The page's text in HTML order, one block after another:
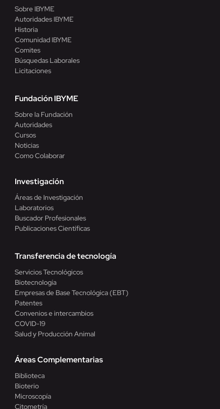
Sobre IBYME
Autoridades IBYME
Historia
Comunidad IBYME
Comites
Búsquedas Laborales
Licitaciones
Fundación IBYME
Sobre la Fundación
Autoridades
Cursos
Noticias
Como Colaborar
Investigación
Áreas de Investigación
Laboratorios
Buscador Profesionales
Publicaciones Científicas
Transferencia de tecnología
Servicios Tecnológicos
Biotecnología
Empresas de Base Tecnológica (EBT)
Patentes
Convenios e intercambios
COVID-19
Salud y Producción Animal
Áreas Complementarias
Biblioteca
Bioterio
Microscopía
Citometría